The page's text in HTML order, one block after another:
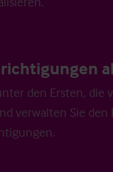
den Ersten, die
verwalten Sie den